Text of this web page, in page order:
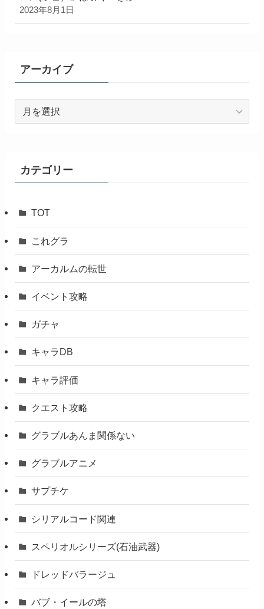
2023年8月1日
アーカイブ
カテゴリー
TOT
これグラ
アーカルムの転世
イベント攻略
ガチャ
キャラDB
キャラ評価
クエスト攻略
グラブルあんま関係ない
グラブルアニメ
サプチケ
シリアルコード関連
スペリオルシリーズ(石油武器)
ドレッドバラージュ
バブ・イールの塔